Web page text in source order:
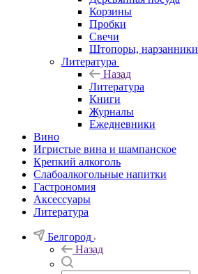
Корзины
Пробки
Свечи
Штопоры, нарзанники
Литература
Назад
Литература
Книги
Журналы
Ежедневники
Вино
Игристые вина и шампанское
Крепкий алкоголь
Слабоалкогольные напитки
Гастрономия
Аксессуары
Литература
Белгород
Назад